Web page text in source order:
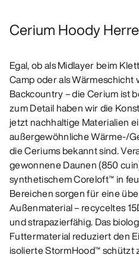
Cerium Hoody
Egal, ob als Midlayer beim
Camp oder als Wärmeschicht
Backcountry – die Cerium ist
zum Detail haben wir die
jetzt nachhaltige Materialien
außergewöhnliche Wärme-/
die Ceriums bekannt sind.
gewonnene Daunen (850
synthetischem Coreloft™ in
Bereichen sorgen für eine
Außenmaterial – recyceltes
und strapazierfähig. Das
Futtermaterial reduziert den
isolierte StormHood™ schützt